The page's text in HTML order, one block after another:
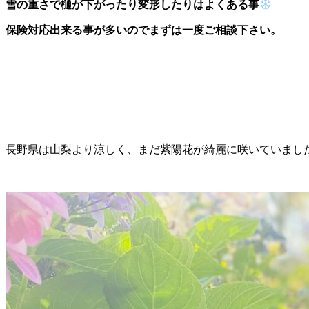
雪の重さで樋が下がったり変形したりはよくある事
保険対応出来る事が多いのでまずは一度ご相談下さい。
長野県は山梨より涼しく、まだ紫陽花が綺麗に咲いていまし